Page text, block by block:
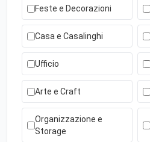
Feste e Decorazioni
Casa e Casalinghi
Ufficio
Arte e Craft
Organizzazione e
Storage